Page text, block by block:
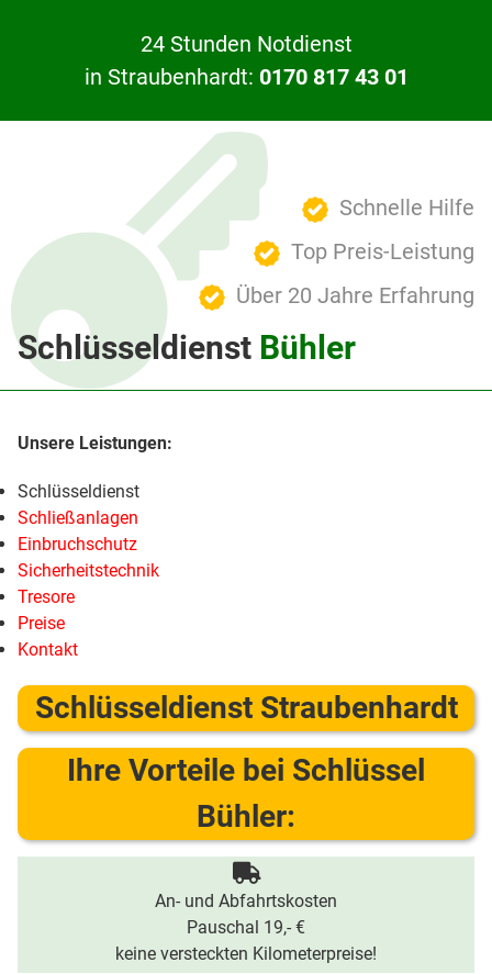
24 Stunden Notdienst
in Straubenhardt: 0170 817 43 01
Schnelle Hilfe
Top Preis-Leistung
Über 20 Jahre Erfahrung
Schlüsseldienst Bühler
Schlüsseldienst
Schließanlagen
Einbruchschutz
Sicherheitstechnik
Tresore
Preise
Kontakt
Schlüsseldienst Straubenhardt
Ihre Vorteile bei Schlüssel
Bühler:
An- und Abfahrtskosten
Pauschal 19,- €
keine versteckten Kilometerpreise!